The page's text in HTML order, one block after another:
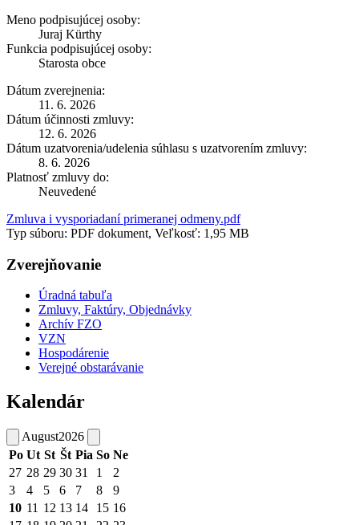
Meno podpisujúcej osoby:
Juraj Kürthy
Funkcia podpisujúcej osoby:
Starosta obce
Dátum zverejnenia:
11. 6. 2026
Dátum účinnosti zmluvy:
12. 6. 2026
Dátum uzatvorenia/udelenia súhlasu s uzatvorením zmluvy:
8. 6. 2026
Platnosť zmluvy do:
Neuvedené
Zmluva i vysporiadaní primeranej odmeny.pdf
Typ súboru: PDF dokument, Veľkosť: 1,95 MB
Zverejňovanie
Úradná tabuľa
Zmluvy, Faktúry, Objednávky
Archív FZO
VZN
Hospodárenie
Verejné obstarávanie
Kalendár
August2026
Po Ut St Št Pia So Ne
27 28 29 30 31 1
2
3
4 5 6 7 8
9
10 11 12 13 14 15 16